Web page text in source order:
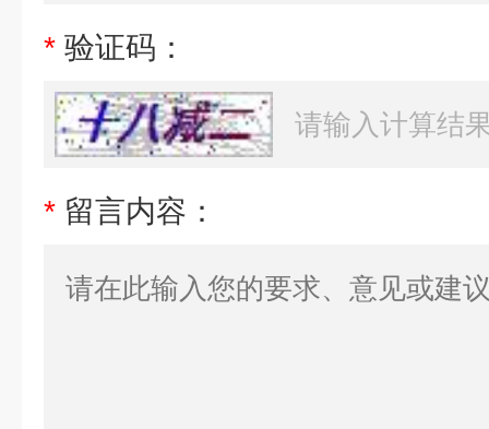
* 验证码：
* 留言内容：